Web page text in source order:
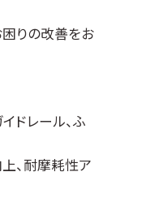
りの改善をお
イドレール、ふ
、耐摩耗性ア